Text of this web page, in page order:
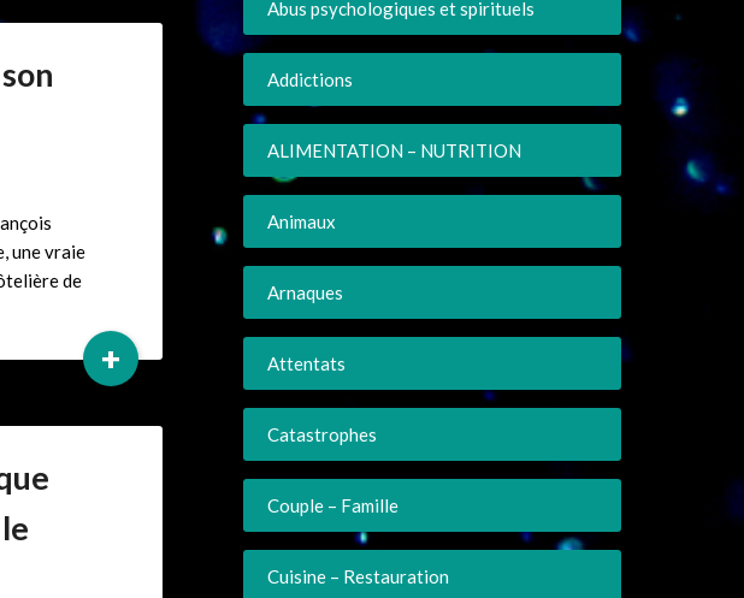
une vraie
de
+
Abus psychologiques et spirituels
Addictions
ALIMENTATION – NUTRITION
Animaux
Arnaques
Attentats
Catastrophes
Couple – Famille
Cuisine – Restauration